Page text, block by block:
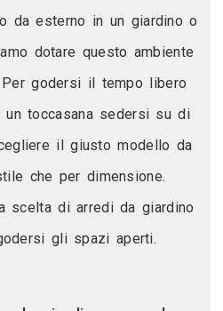
da esterno in un giardino o
dotare questo ambiente
godersi il tempo libero
un toccasana sedersi su di
il giusto modello da
che per dimensione.
scelta di arredi da giardino
gli spazi aperti.